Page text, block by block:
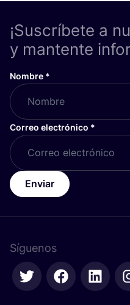
¡Suscríbete a
y mantente
Nombre *
Correo electrónico *
Enviar
Síguenos